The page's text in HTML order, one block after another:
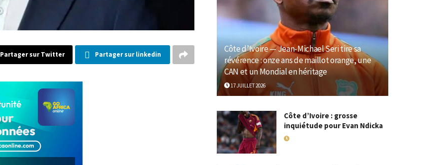
Partager sur Twitter Partager sur linkedin
Côte d’Ivoire — Jean-Michael Seri tire sa
révérence : onze ans de maillot orange, une
CAN et un Mondial en héritage
17 JUILLET 2026
Côte d’Ivoire : grosse
inquiétude pour Evan Ndicka